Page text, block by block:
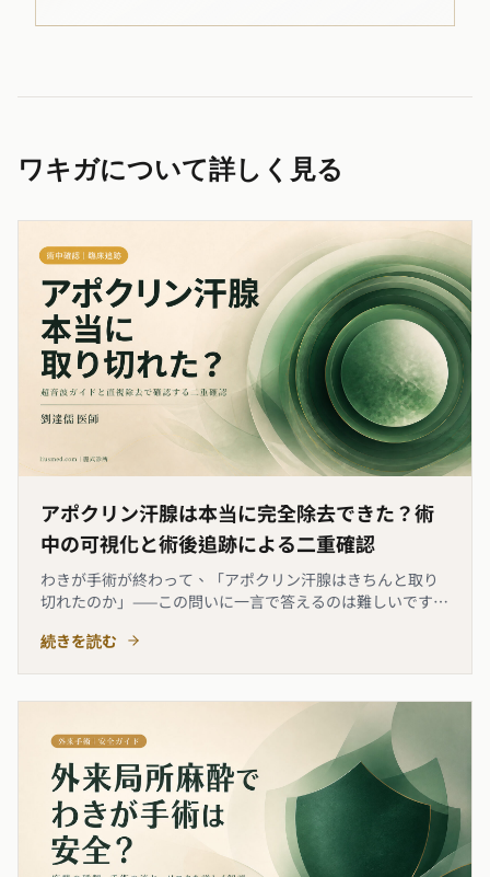
ワキガについて詳しく見る
アポクリン汗腺は本当に完全除去できた？術
中の可視化と術後追跡による二重確認
わきが手術が終わって、「アポクリン汗腺はきちんと取り
切れたのか」——この問いに一言で答えるのは難しいです。
なり、皮膚の表面からは見えません。本記事では、麗式診
続きを読む